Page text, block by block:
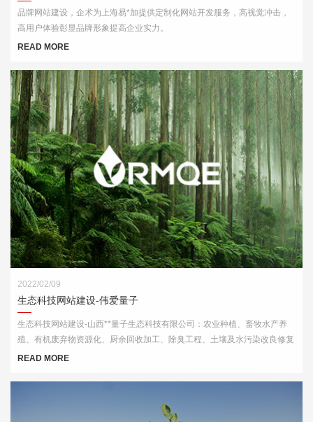
品牌网站建设，企术为上海易*加提供定制化网站开发服务，高视觉冲击，
高用户体验彰显品牌形象提高企业实力。
READ MORE
2022/02/09
生态科技网站建设-伟爱量子
生态科技网站建设-山西**量子生态科技有限公司：农业种植、畜牧水产养
殖、有机废弃物资源化、厨余回收加工、除臭工程、土壤及水污染改良修复
等领域内的技术服务
READ MORE